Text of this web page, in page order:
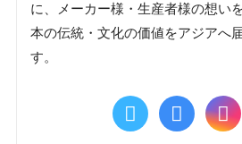
に、メーカー様・生産者様の想い
本の伝統・文化の価値をアジアへ
す。